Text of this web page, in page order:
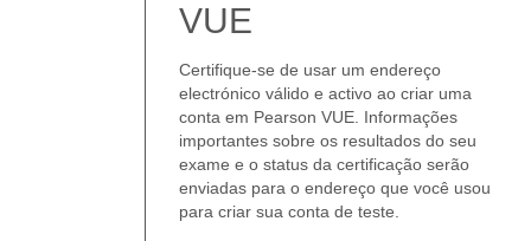
VUE
Certifique-se de usar um endereço
electrónico válido e activo ao criar uma
conta em Pearson VUE. Informações
importantes sobre os resultados do seu
exame e o status da certificação serão
enviadas para o endereço que você usou
para criar sua conta de teste.